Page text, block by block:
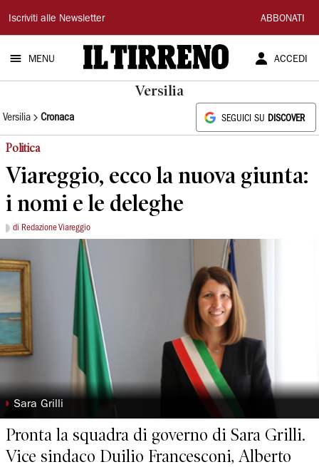
Il
Tirreno
Iscriviti alle Newsletter ABBONATI
MENU ACCEDI
Versilia
Versilia Cronaca SEGUICI SU DISCOVER
Politica
Viareggio, ecco la nuova giunta:
i nomi e le deleghe
di Redazione Viareggio
◗ Sara Grilli
Pronta la squadra di governo di Sara Grilli.
Vice sindaco Duilio Francesconi, Alberto